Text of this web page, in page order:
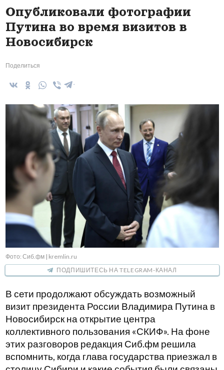
Опубликовали фотографии
Путина во время визитов в
Новосибирск
Поделиться
Фото: Сиб.фм | kremlin.ru
ПОДПИШИТЕСЬ НА TELEGRAM-КАНАЛ
В сети продолжают обсуждать возможный
визит президента России Владимира Путина в
Новосибирск на открытие центра
коллективного пользования «СКИФ». На фоне
этих разговоров редакция Сиб.фм решила
вспомнить, когда глава государства приезжал в